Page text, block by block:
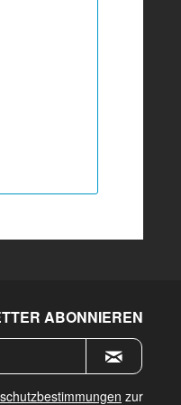
ABONNIEREN
zur